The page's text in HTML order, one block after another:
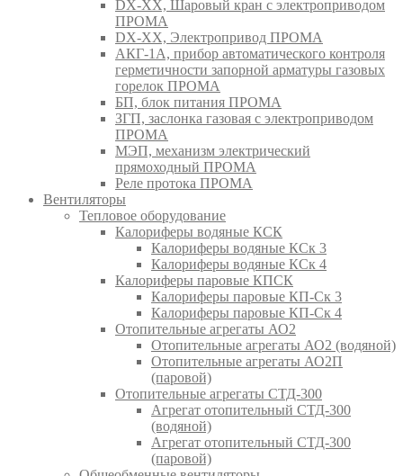
DX-XX, Шаровый кран c электроприводом
ПРОМА
DX-XX, Электропривод ПРОМА
АКГ-1А, прибор автоматического контроля
герметичности запорной арматуры газовых
горелок ПРОМА
БП, блок питания ПРОМА
ЗГП, заслонка газовая с электроприводом
ПРОМА
МЭП, механизм электрический
прямоходный ПРОМА
Реле протока ПРОМА
Вентиляторы
Тепловое оборудование
Калориферы водяные КСК
Калориферы водяные КСк 3
Калориферы водяные КСк 4
Калориферы паровые КПСК
Калориферы паровые КП-Ск 3
Калориферы паровые КП-Ск 4
Отопительные агрегаты АО2
Отопительные агрегаты АО2 (водяной)
Отопительные агрегаты АО2П
(паровой)
Отопительные агрегаты СТД-300
Агрегат отопительный СТД-300
(водяной)
Агрегат отопительный СТД-300
(паровой)